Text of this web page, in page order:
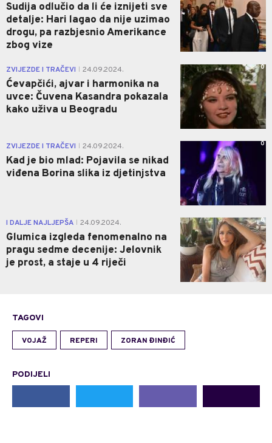
Sudija odlučio da li će iznijeti sve
detalje: Hari lagao da nije uzimao
drogu, pa razbjesnio Amerikance
zbog vize
ZVIJEZDE I TRAČEVI 24.09.2024.
Ćevapčići, ajvar i harmonika na
uvce: Čuvena Kasandra pokazala
kako uživa u Beogradu
0
ZVIJEZDE I TRAČEVI 24.09.2024.
Kad je bio mlad: Pojavila se nikad
viđena Borina slika iz djetinjstva
0
I DALJE NAJLJEPŠA 24.09.2024.
Glumica izgleda fenomenalno na
pragu sedme decenije: Jelovnik
je prost, a staje u 4 riječi
0
TAGOVI
VOJAŽ REPERI ZORAN ĐINĐIĆ
PODIJELI